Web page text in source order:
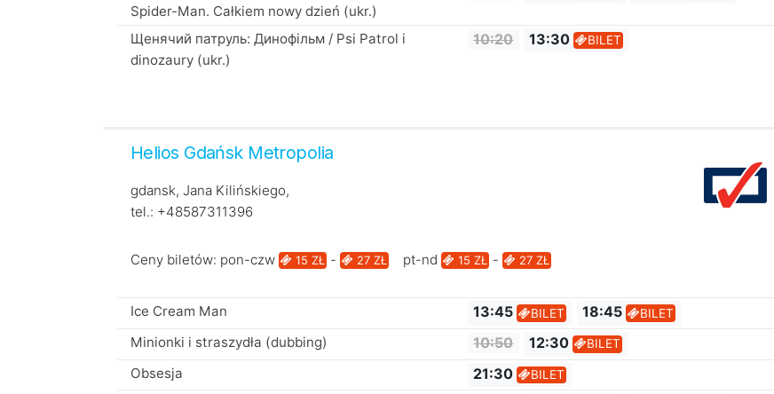
Spider-Man. Całkiem nowy dzień (ukr.)
Щенячий патруль: Динофільм / Psi Patrol i
dinozaury (ukr.)
10:20 13:30 BILET
Helios Gdańsk Metropolia
gdansk, Jana Kilińskiego,
tel.: +48587311396
Ceny biletów: pon-czw 15 ZŁ - 27 ZŁ pt-nd 15 ZŁ - 27 ZŁ
Ice Cream Man 13:45 BILET 18:45 BILET
Minionki i straszydła (dubbing) 10:50 12:30 BILET
Obsesja 21:30 BILET